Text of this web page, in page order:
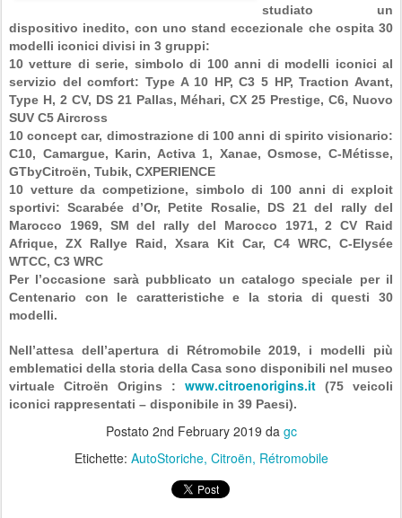
studiato un
dispositivo inedito, con uno stand eccezionale che ospita 30
modelli iconici divisi in 3 gruppi:
10 vetture di serie, simbolo di 100 anni di modelli iconici al
servizio del comfort: Type A 10 HP, C3 5 HP, Traction Avant,
Type H, 2 CV, DS 21 Pallas, Méhari, CX 25 Prestige, C6, Nuovo
SUV C5 Aircross
10 concept car, dimostrazione di 100 anni di spirito visionario:
C10, Camargue, Karin, Activa 1, Xanae, Osmose, C-Métisse,
GTbyCitroën, Tubik, CXPERIENCE
10 vetture da competizione, simbolo di 100 anni di exploit
sportivi: Scarabée d’Or, Petite Rosalie, DS 21 del rally del
Marocco 1969, SM del rally del Marocco 1971, 2 CV Raid
Afrique, ZX Rallye Raid, Xsara Kit Car, C4 WRC, C-Elysée
WTCC, C3 WRC
Per l’occasione sarà pubblicato un catalogo speciale per il
Centenario con le caratteristiche e la storia di questi 30
modelli.
Nell’attesa dell’apertura di Rétromobile 2019, i modelli più
emblematici della storia della Casa sono disponibili nel museo
virtuale Citroën Origins : www.citroenorigins.it (75 veicoli
iconici rappresentati – disponibile in 39 Paesi).
Postato 2nd February 2019 da gc
Etichette: AutoStoriche Citroën Rétromobile